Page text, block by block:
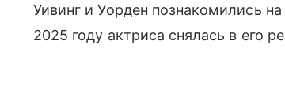
Уивинг и Уорден познакомились
2025 году актриса снялась в его